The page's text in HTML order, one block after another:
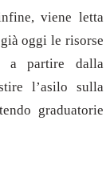
viene letta
oggi le risorse
a partire dalla
l’asilo sulla
graduatorie